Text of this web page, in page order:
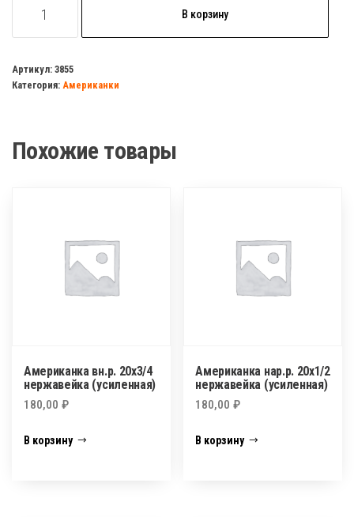
товара
вн.р.
40х1.1/2
В корзину
Артикул: 3855
Категория: Американки
Похожие товары
Американка вн.р. 20х3/4
нержавейка (усиленная)
180,00 ₽
В корзину
Американка нар.р. 20х1/2
нержавейка (усиленная)
180,00₽
В корзину